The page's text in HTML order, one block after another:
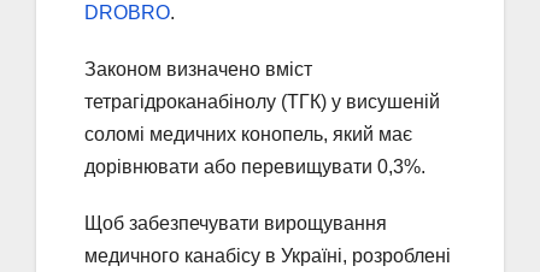
DROBRO.
Законом визначено вміст
тетрагідроканабінолу (ТГК) у висушеній
соломі медичних конопель, який має
дорівнювати або перевищувати 0,3%.
Щоб забезпечувати вирощування
медичного канабісу в Україні, розроблені